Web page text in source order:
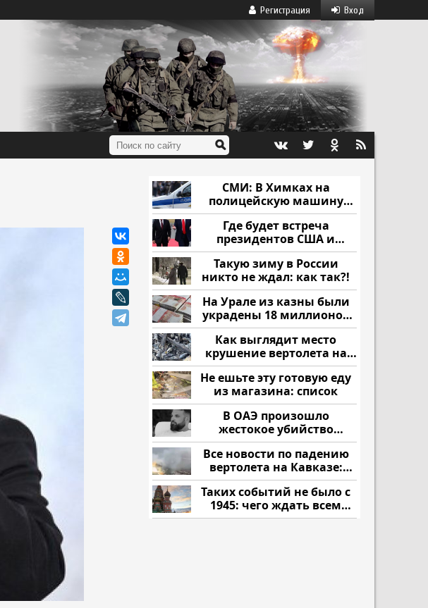
Вход
Регистрация
СМИ: В Химках на
полицейскую машину
напали и подожгли.
Где будет встреча
президентов США и
России: Европа?
Такую зиму в России
никто не ждал: как так?!
На Урале из казны были
украдены 18 миллионов
рублей
Как выглядит место
крушение вертолета на
Кавказе: смотреть
Не ешьте эту готовую еду
из магазина: список
В ОАЭ произошло
жестокое убийство
криптомиллионера
Все новости по падению
вертолета на Кавказе:
читать здесь
Таких событий не было с
1945: чего ждать всем
нам?